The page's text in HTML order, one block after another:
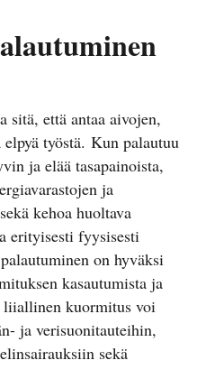
sitä, että antaa aivojen,
työstä. Kun palautuu
ja elää tasapainoista,
ja
kehoa huoltava
erityisesti fyysisesti
on hyväksi
kasautumista ja
kuormitus voi
ja verisuonitauteihin,
sekä